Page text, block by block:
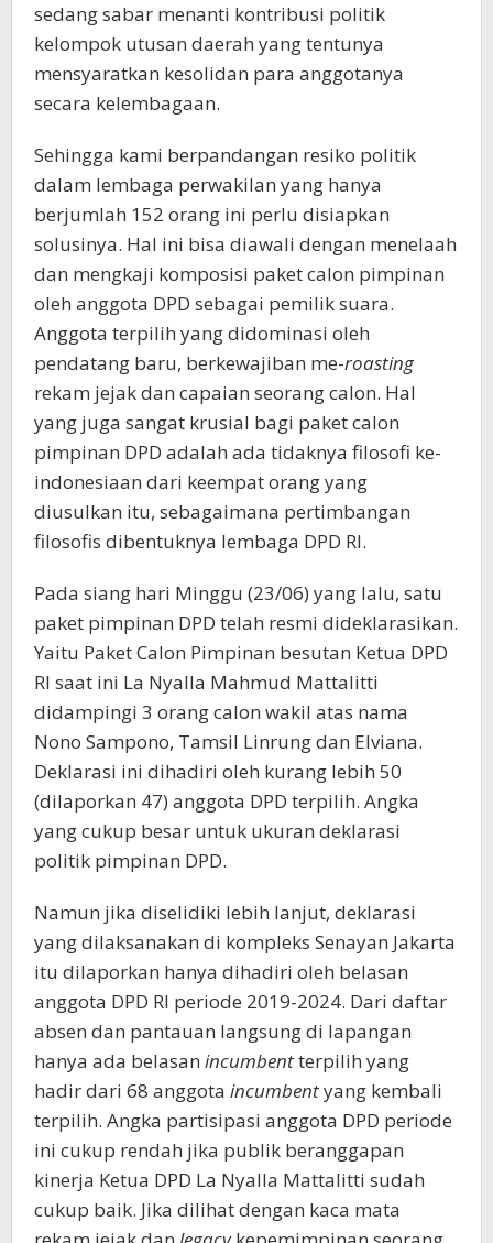
sedang sabar menanti kontribusi politik
kelompok utusan daerah yang tentunya
mensyaratkan kesolidan para anggotanya
secara kelembagaan.
Sehingga kami berpandangan resiko politik
dalam lembaga perwakilan yang hanya
berjumlah 152 orang ini perlu disiapkan
solusinya. Hal ini bisa diawali dengan menelaah
dan mengkaji komposisi paket calon pimpinan
oleh anggota DPD sebagai pemilik suara.
Anggota terpilih yang didominasi oleh
pendatang baru, berkewajiban me-roasting
rekam jejak dan capaian seorang calon. Hal
yang juga sangat krusial bagi paket calon
pimpinan DPD adalah ada tidaknya filosofi ke-
indonesiaan dari keempat orang yang
diusulkan itu, sebagaimana pertimbangan
filosofis dibentuknya lembaga DPD RI.
Pada siang hari Minggu (23/06) yang lalu, satu
paket pimpinan DPD telah resmi dideklarasikan.
Yaitu Paket Calon Pimpinan besutan Ketua DPD
RI saat ini La Nyalla Mahmud Mattalitti
didampingi 3 orang calon wakil atas nama
Nono Sampono, Tamsil Linrung dan Elviana.
Deklarasi ini dihadiri oleh kurang lebih 50
(dilaporkan 47) anggota DPD terpilih. Angka
yang cukup besar untuk ukuran deklarasi
politik pimpinan DPD.
Namun jika diselidiki lebih lanjut, deklarasi
yang dilaksanakan di kompleks Senayan Jakarta
itu dilaporkan hanya dihadiri oleh belasan
anggota DPD RI periode 2019-2024. Dari daftar
absen dan pantauan langsung di lapangan
hanya ada belasan incumbentterpilih yang
hadir dari 68 anggota incumbentyang kembali
terpilih. Angka partisipasi anggota DPD periode
ini cukup rendah jika publik beranggapan
kinerja Ketua DPD La Nyalla Mattalitti sudah
cukup baik. Jika dilihat dengan kaca mata